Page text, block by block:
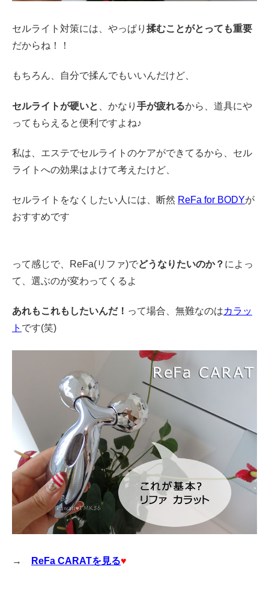
セルライト対策には、やっぱり 揉むことがとっても重要
だからね！！
もちろん、自分で揉んでもいいんだけど、
セルライトが硬いと 、かなり 手が疲れるから、道具にや
ってもらえると便利ですよね♪
私は、エステでセルライトのケアができてるから、セル
ライトへの効果はよけて考えたけど、
セルライトをなくしたい人には、断然 ReFa for BODYが
おすすめです
って感じで、ReFa(リファ)でどうなりたいのか？ によっ
て、選ぶのが変わってくるよ
あれもこれもしたいんだ！ って場合、無難なのはカラッ
ト です(笑)
→ ReFa CARATを見る♥